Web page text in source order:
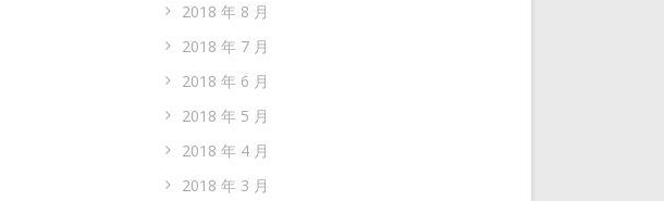
2018 年 8 月
2018 年 7 月
2018 年 6 月
2018 年 5 月
2018 年 4 月
2018 年 3 月